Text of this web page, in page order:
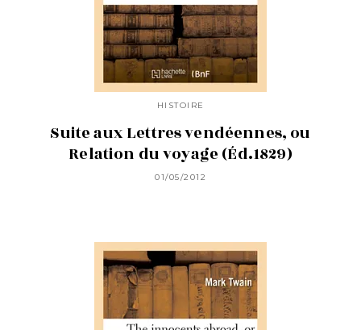
HISTOIRE
Suite aux Lettres vendéennes, ou
Relation du voyage (Éd.1829)
01/05/2012